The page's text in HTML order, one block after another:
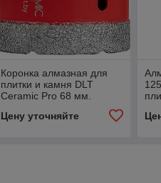
Коронка алмазная для
плитки и камня DLT
Ceramic Pro 68 мм.
Цену уточняйте